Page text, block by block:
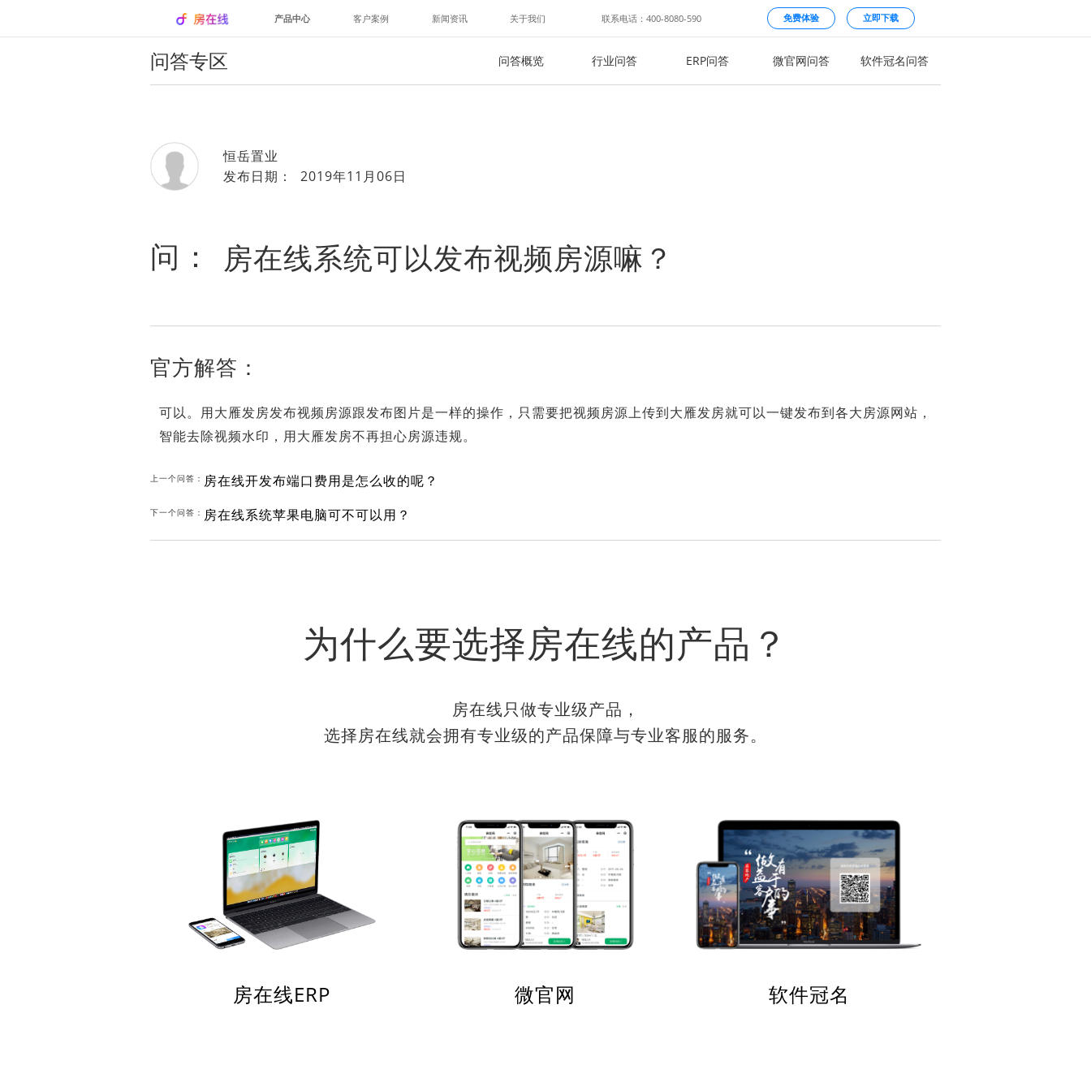
产品中心 客户案例 新闻资讯 关于我们 联系电话：400-8080-590 免费体验 立即下载
问答专区 问答概览 行业问答 ERP问答 微官网问答 软件冠名问答
恒岳置业
发布日期： 2019年11月06日
问： 房在线系统可以发布视频房源嘛？
官方解答：
可以。用大雁发房发布视频房源跟发布图片是一样的操作，只需要把视频房源上传到大雁发房就可以一键发布到各大房源网站，
智能去除视频水印，用大雁发房不再担心房源违规。
上一个问答： 房在线开发布端口费用是怎么收的呢？
下一个问答： 房在线系统苹果电脑可不可以用？
为什么要选择房在线的产品？
房在线只做专业级产品，
选择房在线就会拥有专业级的产品保障与专业客服的服务。
房在线ERP 微官网 软件冠名